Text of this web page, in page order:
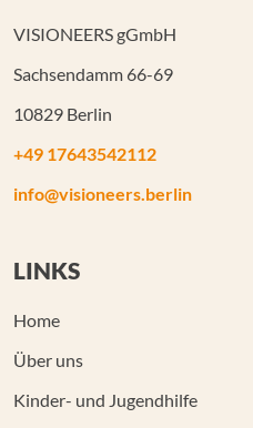
VISIONEERS gGmbH
Sachsendamm 66-69
10829 Berlin
+49 17643542112
info@visioneers.berlin
LINKS
Home
Über uns
Kinder- und Jugendhilfe